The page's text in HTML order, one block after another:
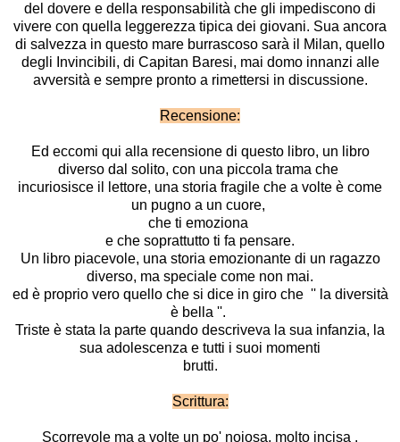
del dovere e della responsabilità che gli impediscono di
vivere con quella leggerezza tipica dei giovani. Sua ancora
di salvezza in questo mare burrascoso sarà il Milan, quello
degli Invincibili, di Capitan Baresi, mai domo innanzi alle
avversità e sempre pronto a rimettersi in discussione.
Recensione:
Ed eccomi qui alla recensione di questo libro, un libro
diverso dal solito, con una piccola trama che
incuriosisce il lettore, una storia fragile che a volte è come
un pugno a un cuore,
che ti emoziona
e che soprattutto ti fa pensare.
Un libro piacevole, una storia emozionante di un ragazzo
diverso, ma speciale come non mai.
ed è proprio vero quello che si dice in giro che '' la diversità
è bella ''.
Triste è stata la parte quando descriveva la sua infanzia, la
sua adolescenza e tutti i suoi momenti
brutti.
Scrittura:
Scorrevole ma a volte un po' noiosa, molto incisa .